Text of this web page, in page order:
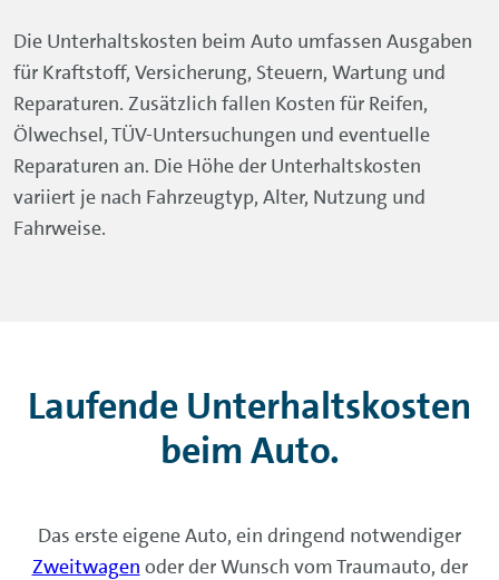
Die Unterhaltskosten beim Auto umfassen Ausgaben
für Kraftstoff, Versicherung, Steuern, Wartung und
Reparaturen. Zusätzlich fallen Kosten für Reifen,
Ölwechsel, TÜV-Untersuchungen und eventuelle
Reparaturen an. Die Höhe der Unterhaltskosten
variiert je nach Fahrzeugtyp, Alter, Nutzung und
Fahrweise.
Laufende Unterhaltskosten
beim Auto.
Das erste eigene Auto, ein dringend notwendiger
Zweitwagen oder der Wunsch vom Traumauto, der